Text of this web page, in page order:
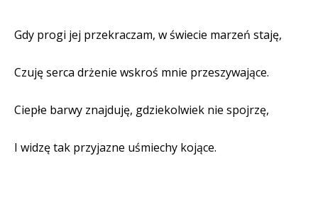
Gdy progi jej przekraczam, w świecie marzeń staję,
Czuję serca drżenie wskroś mnie przeszywające.
Ciepłe barwy znajduję, gdziekolwiek nie spojrzę,
I widzę tak przyjazne uśmiechy kojące.